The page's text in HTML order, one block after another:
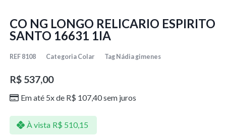
CO NG LONGO RELICARIO ESPIRITO
SANTO 16631 1IA
REF 8108 Categoria Colar Tag Nádia gimenes
R$537,00
Em até 5x de R$ 107,40sem juros
À vista R$ 510,15